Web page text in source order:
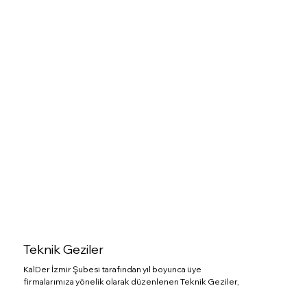
Teknik Geziler
KalDer İzmir Şubesi tarafından yıl boyunca üye
firmalarımıza yönelik olarak düzenlenen Teknik Geziler,